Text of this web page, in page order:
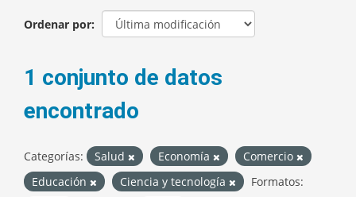
Ordenar por
1 conjunto de datos
encontrado
Categorías: Salud Economía
Comercio
Educación
Ciencia y tecnología
Formatos: